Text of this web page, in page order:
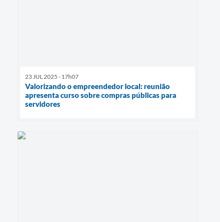
23 JUL 2025 - 17h07
Valorizando o empreendedor local: reunião
apresenta curso sobre compras públicas para
servidores